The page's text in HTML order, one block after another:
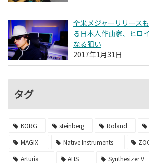
全米メジャーリリース
る日本人作曲家、ヒロ
なる狙い
2017年1月31日
タグ
KORG steinberg Roland
MAGIX
Native Instruments
Arturia
AHS Synthesizer V